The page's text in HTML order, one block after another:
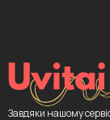
Завдяки нашому